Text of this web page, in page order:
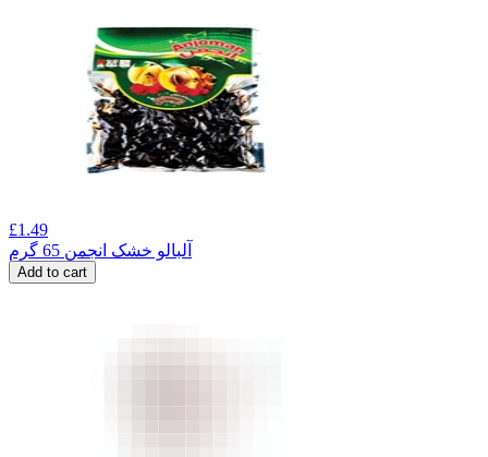
£1.49
آلبالو خشک انجمن 65 گرم
Add to cart